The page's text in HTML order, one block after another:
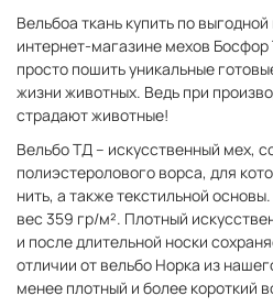
Вельбоа ткань купить по
интернет-магазине мехов
просто пошить уникальные
жизни животных. Ведь при
страдают животные!
Вельбо ТД – искусственный мех,
полиэстеролового ворса, для
нить, а также текстильной
вес 359 гр/м². Плотный
и после длительной носки
отличии от вельбо Норка из
менее плотный и более короткий